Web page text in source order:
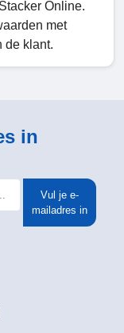
Online.
met
de klant.
in
Vul je e-
mailadres in